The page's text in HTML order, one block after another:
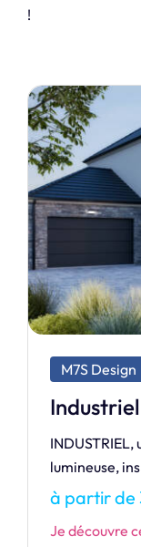
!
M7S Exclusive
Prestige
Élégance et
chaleureuse
à partir de
Je découvre